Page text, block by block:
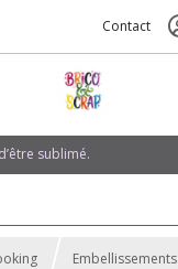
Contact
sublimé.
Embellissements